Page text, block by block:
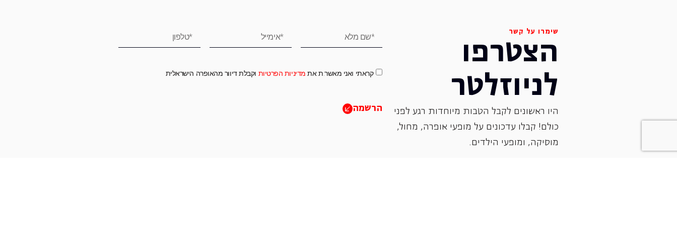
שימרו על קשר
הצטרפו
לניוזלטר
היו ראשונים לקבל הטבות מיוחדות רגע לפני
כולם! קבלו עדכונים על מופעי אופרה, ‏מחול,
‏מוסיקה, ומופעי הילדים.
קראתי ואני מאשר.ת את מדיניות הפרטיות וקבלת דיוור מהאופרה הישראלית
הרשמה